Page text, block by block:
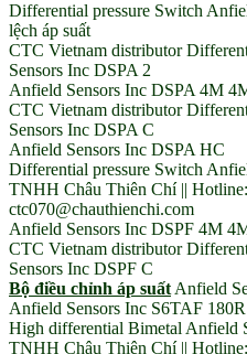
Differential pressure Switch
lệch áp suất
CTC Vietnam distributor
Sensors Inc DSPA 2
Anfield Sensors Inc DSPA 4M
CTC Vietnam distributor
Sensors Inc DSPA C
Anfield Sensors Inc DSPA HC
Differential pressure Switch
TNHH Châu Thiên Chí ||
ctc070@chauthienchi.com
Anfield Sensors Inc DSPF 4M
CTC Vietnam distributor
Sensors Inc DSPF C
Bộ điều chỉnh áp suất Anfield
Anfield Sensors Inc S6TAF 180R
High differential Bimetal Anfield
TNHH Châu Thiên Chí ||